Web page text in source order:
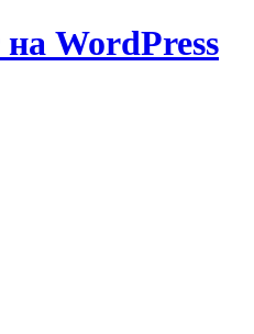
WordPress